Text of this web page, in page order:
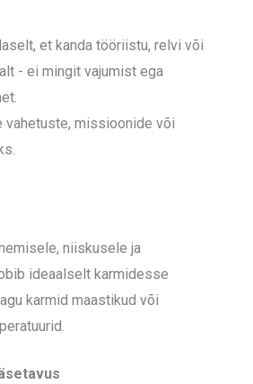
et kanda tööriistu, relvi või
- ei mingit vajumist ega
vahetuste, missioonide või
niiskusele ja
ideaalselt karmidesse
karmid maastikud või